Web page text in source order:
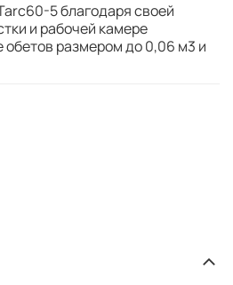
5 благодаря своей
и рабочей камере
обетов размером до 0,06 м3 и